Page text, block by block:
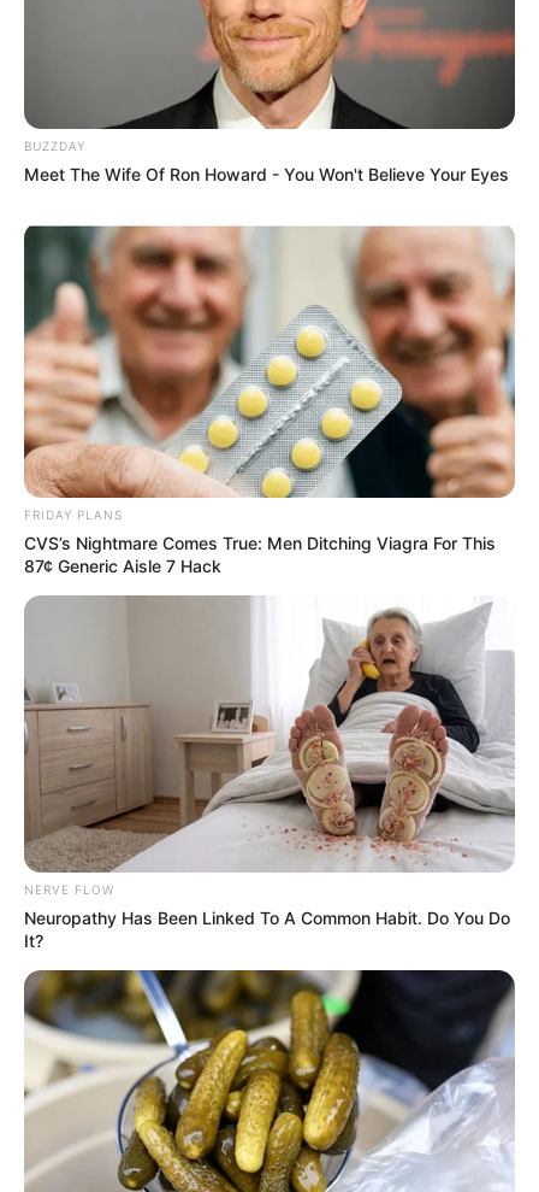
BUZZDAY
Meet The Wife Of Ron Howard - You Won't Believe Your Eyes
FRIDAY PLANS
CVS’s Nightmare Comes True: Men Ditching Viagra For This
87¢ Generic Aisle 7 Hack
NERVE FLOW
Neuropathy Has Been Linked To A Common Habit. Do You Do
It?